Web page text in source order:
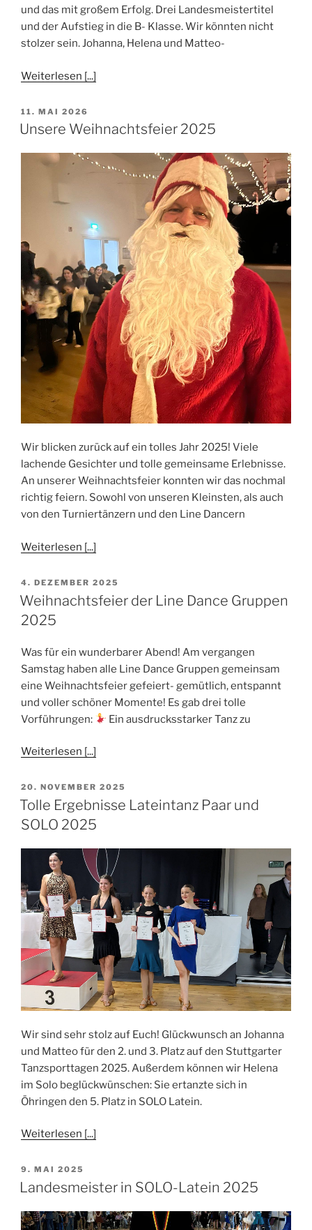
und das mit großem Erfolg. Drei Landesmeistertitel
und der Aufstieg in die B- Klasse. Wir könnten nicht
stolzer sein. Johanna, Helena und Matteo-
Weiterlesen [...]
VERÖFFENTLICHT
AM
11. MAI 2026
Unsere Weihnachtsfeier 2025
Wir blicken zurück auf ein tolles Jahr 2025! Viele
lachende Gesichter und tolle gemeinsame Erlebnisse.
An unserer Weihnachtsfeier konnten wir das nochmal
richtig feiern. Sowohl von unseren Kleinsten, als auch
von den Turniertänzern und den Line Dancern
Weiterlesen [...]
VERÖFFENTLICHT
AM
4. DEZEMBER 2025
Weihnachtsfeier der Line Dance Gruppen
2025
Was für ein wunderbarer Abend! Am vergangen
Samstag haben alle Line Dance Gruppen gemeinsam
eine Weihnachtsfeier gefeiert- gemütlich, entspannt
und voller schöner Momente! Es gab drei tolle
Vorführungen:
Ein ausdrucksstarker Tanz zu
Weiterlesen [...]
VERÖFFENTLICHT
AM
20. NOVEMBER 2025
Tolle Ergebnisse Lateintanz Paar und
SOLO 2025
Wir sind sehr stolz auf Euch! Glückwunsch an Johanna
und Matteo für den 2. und 3. Platz auf den Stuttgarter
Tanzsporttagen 2025. Außerdem können wir Helena
im Solo beglückwünschen: Sie ertanzte sich in
Öhringen den 5. Platz in SOLO Latein.
Weiterlesen [...]
VERÖFFENTLICHT
AM
9. MAI 2025
Landesmeister in SOLO-Latein 2025